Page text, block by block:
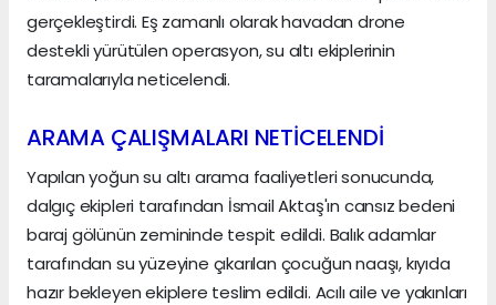
gerçekleştirdi. Eş zamanlı olarak havadan drone
destekli yürütülen operasyon, su altı ekiplerinin
taramalarıyla neticelendi.
ARAMA ÇALIŞMALARI NETİCELENDİ
Yapılan yoğun su altı arama faaliyetleri sonucunda,
dalgıç ekipleri tarafından İsmail Aktaş'ın cansız bedeni
baraj gölünün zemininde tespit edildi. Balık adamlar
tarafından su yüzeyine çıkarılan çocuğun naaşı, kıyıda
hazır bekleyen ekiplere teslim edildi. Acılı aile ve yakınları